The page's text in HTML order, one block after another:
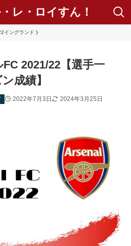
レ・ロイすん！
イングランド
2021/22【選手一
成績】
2022年7月3日 2024年3月25日